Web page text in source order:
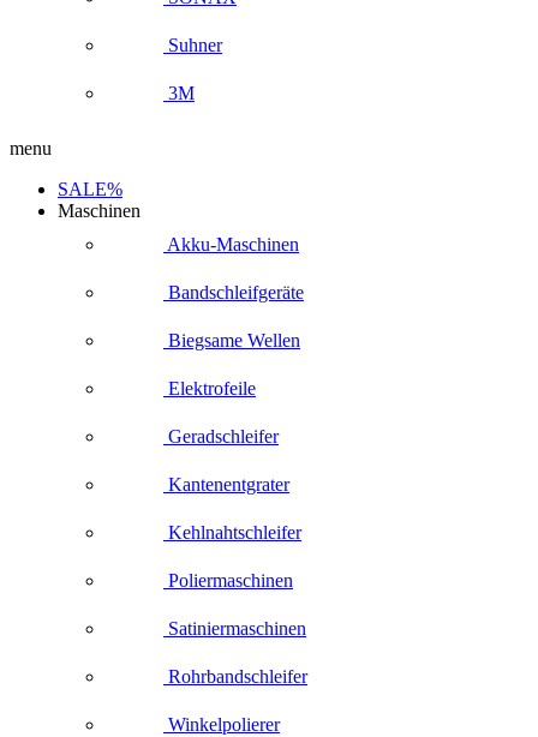
Suhner
3M
menu
SALE%
Maschinen
Akku-Maschinen
Bandschleifgeräte
Biegsame Wellen
Elektrofeile
Geradschleifer
Kantenentgrater
Kehlnahtschleifer
Poliermaschinen
Satiniermaschinen
Rohrbandschleifer
Winkelpolierer